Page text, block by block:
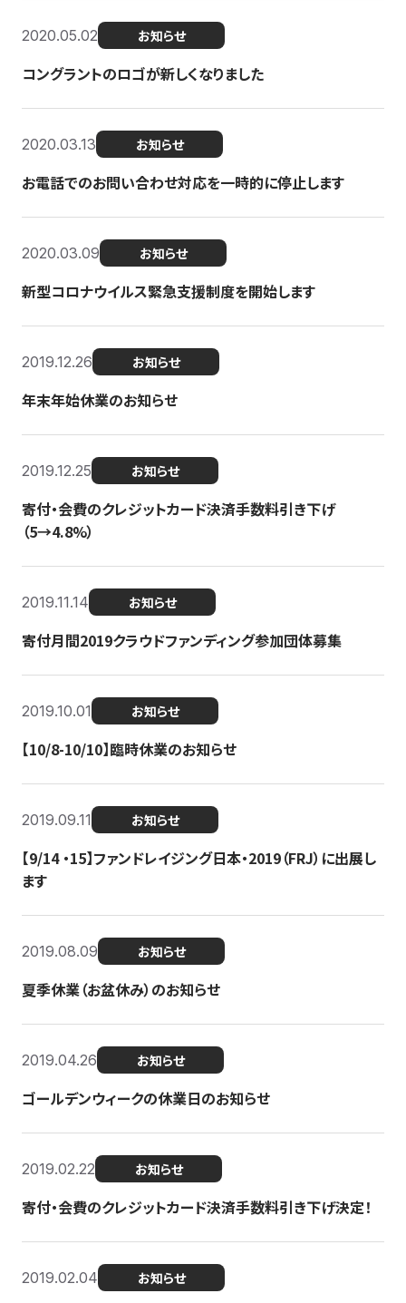
2020.05.02 お知らせ
コングラントのロゴが新しくなりました
2020.03.13 お知らせ
お電話でのお問い合わせ対応を一時的に停止します
2020.03.09 お知らせ
新型コロナウイルス緊急支援制度を開始します
2019.12.26 お知らせ
年末年始休業のお知らせ
2019.12.25 お知らせ
寄付・会費のクレジットカード決済手数料引き下げ
（5→4.8%）
2019.11.14 お知らせ
寄付月間2019クラウドファンディング参加団体募集
2019.10.01 お知らせ
【10/8-10/10】臨時休業のお知らせ
2019.09.11 お知らせ
【9/14 ・15】ファンドレイジング日本・2019（FRJ）に出展し
ます
2019.08.09 お知らせ
夏季休業（お盆休み）のお知らせ
2019.04.26 お知らせ
ゴールデンウィークの休業日のお知らせ
2019.02.22 お知らせ
寄付・会費のクレジットカード決済手数料引き下げ決定！
2019.02.04 お知らせ